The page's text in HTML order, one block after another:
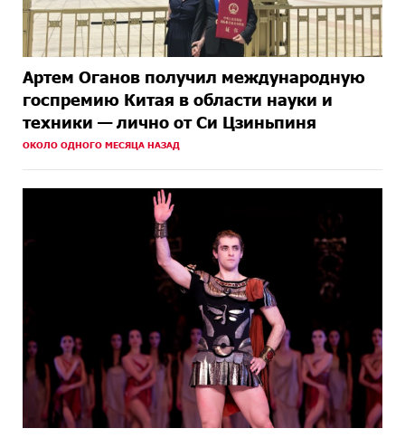
Артем Оганов получил международную
госпремию Китая в области науки и
техники — лично от Си Цзиньпиня
ОКОЛО ОДНОГО МЕСЯЦА НАЗАД